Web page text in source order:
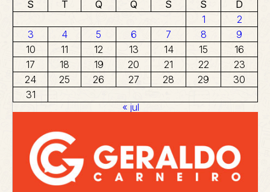
S T Q Q S S
D
1
2
3
4 5 6 7 8
9
10
11 12 13 14 15
16
17
18 19 20 21 22
23
24
25 26 27 28 29
30
31
« jul